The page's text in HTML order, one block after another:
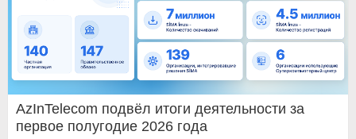
AzInTelecom подвёл итоги деятельности за
первое полугодие 2026 года